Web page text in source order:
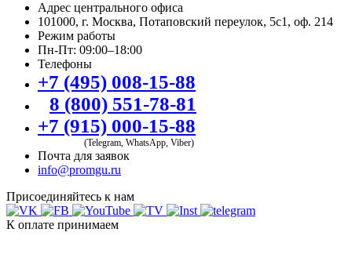
Адрес центрального офиса
101000, г. Москва, Потаповский переулок, 5с1, оф. 214
Режим работы
Пн-Пт: 09:00–18:00
Телефоны
+7 (495) 008-15-88
8 (800) 551-78-81
+7 (915) 000-15-88
(Telegram, WhatsApp, Viber)
Почта для заявок
info@promgu.ru
Присоединяйтесь к нам
К оплате принимаем